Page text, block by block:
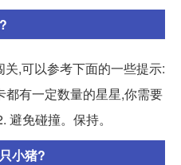
,可以参考下面的一些提示:
都有一定数量的星星,你需要
免碰撞。保持。
小猪?